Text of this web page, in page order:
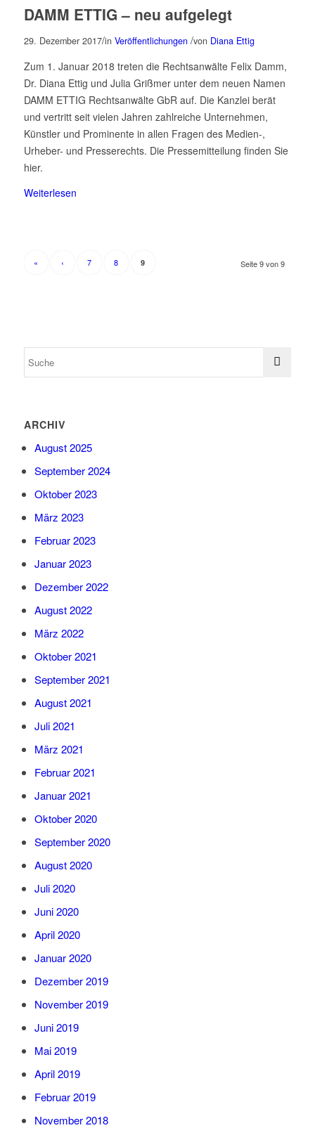
DAMM ETTIG – neu aufgelegt
29. Dezember 2017/in Veröffentlichungen /von Diana Ettig
Zum 1. Januar 2018 treten die Rechtsanwälte Felix Damm,
Dr. Diana Ettig und Julia Grißmer unter dem neuen Namen
DAMM ETTIG Rechtsanwälte GbR auf. Die Kanzlei berät
und vertritt seit vielen Jahren zahlreiche Unternehmen,
Künstler und Prominente in allen Fragen des Medien-,
Urheber- und Presserechts. Die Pressemitteilung finden Sie
hier.
Weiterlesen
Seite 9 von 9
« ‹ 7 8 9
ARCHIV
August 2025
September 2024
Oktober 2023
März 2023
Februar 2023
Januar 2023
Dezember 2022
August 2022
März 2022
Oktober 2021
September 2021
August 2021
Juli 2021
März 2021
Februar 2021
Januar 2021
Oktober 2020
September 2020
August 2020
Juli 2020
Juni 2020
April 2020
Januar 2020
Dezember 2019
November 2019
Juni 2019
Mai 2019
April 2019
Februar 2019
November 2018